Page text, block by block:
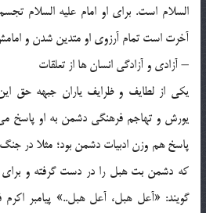
السلام است. براي او امام عليه السلام
آخرت است تمام آرزوي او متدين شدن و
– آزادي و آزادگي انسان ها از تعلقات
يکي از لطايف و ظرايف ياران جبهه حق
يورش و تهاجم فرهنگي دشمن به او پاسخ
پاسخ هم وزن ادبيات دشمن بود؛ مثلا در جنگ
که دشمن بت هبل را در دست گرفته و براي
گويند: «آعل هبل، آعل هبل..» پيامبر اکرم